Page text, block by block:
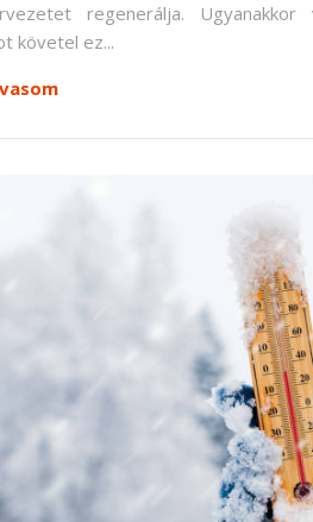
regenerálja. Ugyanakkor
követel ez...